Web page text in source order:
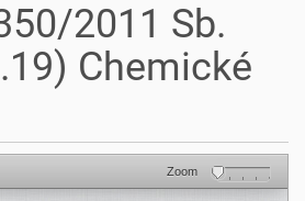
2011 Sb.
Chemické
Zoom